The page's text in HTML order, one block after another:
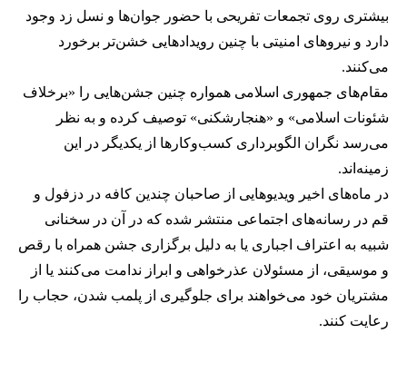
بیشتری روی تجمعات تفریحی با حضور جوان‌ها و نسل زد وجود
دارد و نیروهای امنیتی با چنین رویدادهایی خشن‌تر برخورد
می‌کنند.
مقام‌های جمهوری اسلامی همواره چنین جشن‌هایی را «برخلاف
شئونات اسلامی» و «هنجارشکنی» توصیف کرده و به نظر
می‌رسد نگران الگوبرداری کسب‌وکارها از یکدیگر در این
زمینه‌اند.
در ماه‌های اخیر ویدیوهایی از صاحبان چندین کافه در دزفول و
قم در رسانه‌های اجتماعی منتشر شده که در آن در سخنانی
شبیه به اعتراف اجباری یا به دلیل برگزاری جشن همراه با رقص
و موسیقی، از مسئولان عذرخواهی و ابراز ندامت می‌کنند یا از
مشتریان خود می‌خواهند برای جلوگیری از پلمب شدن، حجاب را
رعایت کنند.